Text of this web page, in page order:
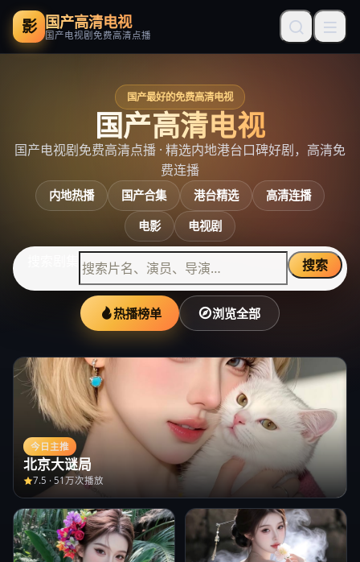
影 国产高清电视
国产电视剧免费高清点播
国产最好的免费高清电视
国产高清电视
国产电视剧免费高清点播 · 精选内地港台口碑好剧，高清免
费连播
内地热播 国产合集 港台精选
高清连播
电影
电视剧
搜索
热播榜单 浏览全部
今日主推
北京大谜局
7.5 · 51万次播放